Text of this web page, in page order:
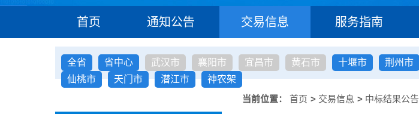
首页 通知公告 交易信息 服务指南
全省
省中心 武汉市 襄阳市 宜昌市 黄石市 十堰市 荆州市
仙桃市
天门市 潜江市
神农架
当前位置： 首页 > 交易信息 > 中标结果公告